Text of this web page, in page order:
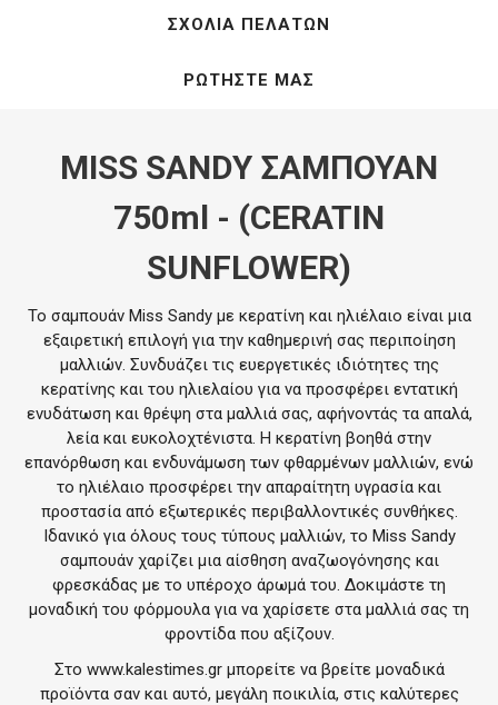
ΣΧΌΛΙΑ ΠΕΛΑΤΏΝ
ΡΩΤΉΣΤΕ ΜΑΣ
MISS SANDY ΣΑΜΠΟΥΑΝ
750ml - (CERATIN
SUNFLOWER)
Το σαμπουάν Miss Sandy με κερατίνη και ηλιέλαιο είναι μια
εξαιρετική επιλογή για την καθημερινή σας περιποίηση
μαλλιών. Συνδυάζει τις ευεργετικές ιδιότητες της
κερατίνης και του ηλιελαίου για να προσφέρει εντατική
ενυδάτωση και θρέψη στα μαλλιά σας, αφήνοντάς τα απαλά,
λεία και ευκολοχτένιστα. Η κερατίνη βοηθά στην
επανόρθωση και ενδυνάμωση των φθαρμένων μαλλιών, ενώ
το ηλιέλαιο προσφέρει την απαραίτητη υγρασία και
προστασία από εξωτερικές περιβαλλοντικές συνθήκες.
Ιδανικό για όλους τους τύπους μαλλιών, το Miss Sandy
σαμπουάν χαρίζει μια αίσθηση αναζωογόνησης και
φρεσκάδας με το υπέροχο άρωμά του. Δοκιμάστε τη
μοναδική του φόρμουλα για να χαρίσετε στα μαλλιά σας τη
φροντίδα που αξίζουν.
Στο www.kalestimes.grμπορείτε να βρείτε μοναδικά
προϊόντα σαν και αυτό, μεγάλη ποικιλία, στις καλύτερες